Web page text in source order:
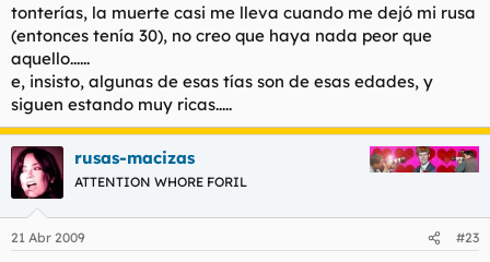
tonterías, la muerte casi me lleva cuando me dejó mi rusa
(entonces tenía 30), no creo que haya nada peor que
aquello......
e, insisto, algunas de esas tías son de esas edades, y
siguen estando muy ricas.....
rusas-macizas
ATTENTION WHORE FORIL
21 Abr 2009 #23